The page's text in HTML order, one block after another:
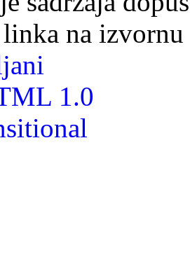
na izvornu